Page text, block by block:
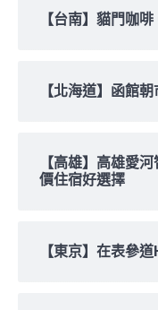
【台南】貓門咖
【北海道】函館
【高雄】高雄愛
價住宿好選擇
【東京】在表參